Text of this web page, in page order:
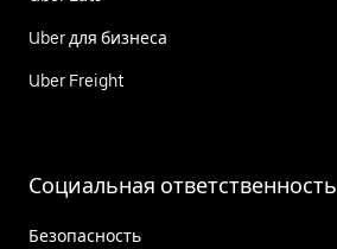
Uber для бизнеса
Uber Freight
Социальная ответственность
Безопасность